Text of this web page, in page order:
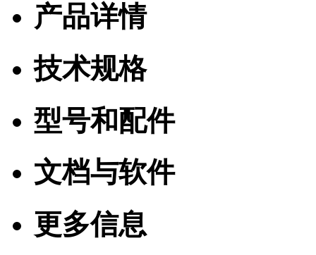
产品详情
技术规格
型号和配件
文档与软件
更多信息